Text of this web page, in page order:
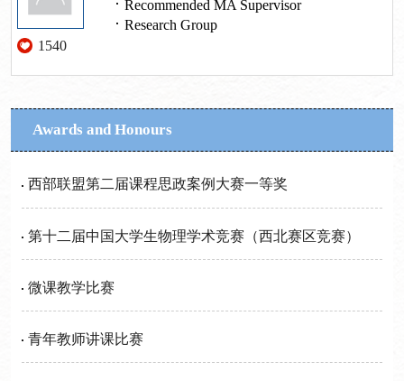
1540
Recommended MA Supervisor
Research Group
Awards and Honours
西部联盟第二届课程思政案例大赛一等奖
第十二届中国大学生物理学术竞赛（西北赛区竞赛）
微课教学比赛
青年教师讲课比赛